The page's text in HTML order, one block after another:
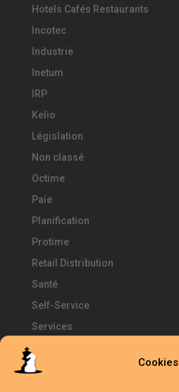
Cookies
Hotels Cafés Restaurants
Incotec
Industrie
Inetum
IRP
Kelio
Législation
Non classé
Octime
Paie
Planification
Protime
Retail Distribution
Santé
Self-Service
Services
Télétravail